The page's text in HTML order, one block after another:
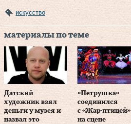
искусство
материалы по теме
Датский
художник взял
деньги у музея и
назвал это
«Петрушка»
соединился
с «Жар-птицей»
на сцене